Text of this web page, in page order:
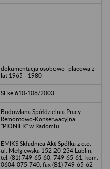
dokumentacja osobowo- placowa z
lat 1965 - 1980
SEke 610-106/2003
Budowlana Spółdzielnia Pracy
Remontowo-Konserwacyjna
"PIONIER" w Radomiu
EMIKS Składnica Akt Spółka z o.o.
ul. Mełgiewska 152 20-234 Lublin,
tel. (81) 749-65-60, 749-65-61, kom.
0604-075-740, fax (81) 749-65-62